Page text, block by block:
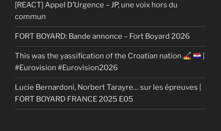
[REACT] Appel D’Urgence – JP, une voix hors du
commun
FORT BOYARD: Bande annonce – Fort Boyard 2026
This was the yassification of the Croatian nation
#Eurovision #Eurovision2026
Lucie Bernardoni, Norbert Tarayre… sur les épreuves |
FORT BOYARD FRANCE 2025 E05